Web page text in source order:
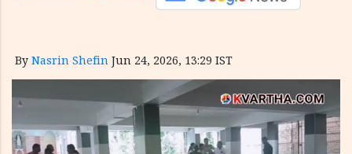
By Nasrin Shefin Jun 24, 2026, 13:29 IST